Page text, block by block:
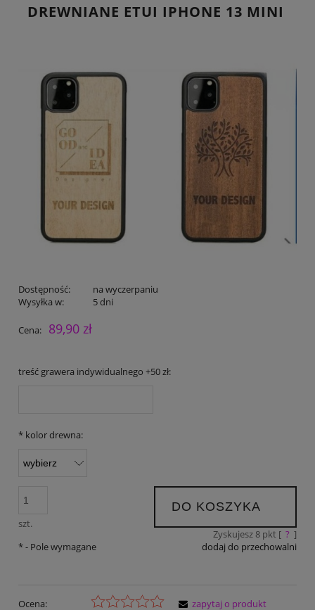
DREWNIANE ETUI IPHONE 13 MINI
Dostępność:
na wyczerpaniu
Wysyłka w:
5 dni
Cena: 89,90 zł
treść grawera indywidualnego +50 zł:
* kolor drewna:
szt.
DO KOSZYKA
Zyskujesz 8pkt [ ? ]
dodaj do przechowalni
*- Pole wymagane
Ocena:
zapytaj o produkt